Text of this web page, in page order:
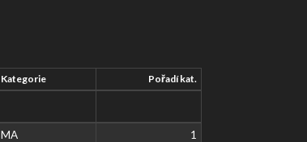
Kategorie Pořadí kat.
MA
1